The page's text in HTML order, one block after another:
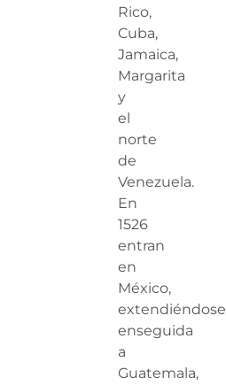
Rico,
Cuba,
Jamaica,
Margarita
y
el
norte
de
Venezuela.
En
1526
entran
en
México,
extendiéndose
enseguida
a
Guatemala,